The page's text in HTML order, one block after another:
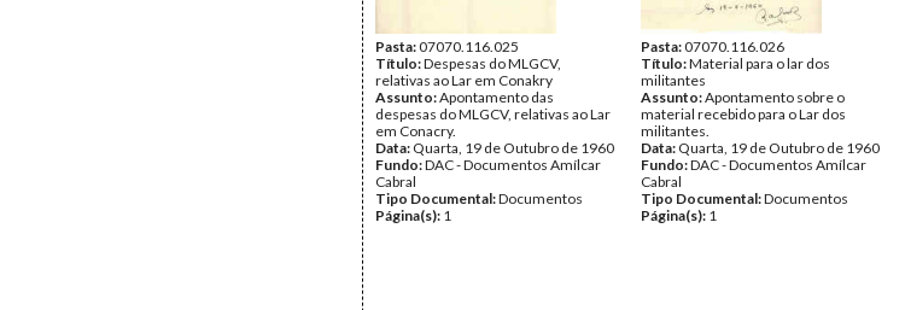
Pasta:07070.116.025
Título:Despesas do MLGCV,
relativas ao Lar em Conakry
Assunto:Apontamento das
despesas do MLGCV, relativas ao Lar
em Conacry.
Data: Quarta, 19 de Outubro de 1960
Fundo:DAC - Documentos Amílcar
Cabral
Tipo Documental:Documentos
Página(s): 1
Pasta:07070.116.026
Título:Material para o lar dos
militantes
Assunto:Apontamento sobre o
material recebido para o Lar dos
militantes.
Data: Quarta, 19 de Outubro de 1960
Fundo:DAC - Documentos Amílcar
Cabral
Tipo Documental:Documentos
Página(s): 1